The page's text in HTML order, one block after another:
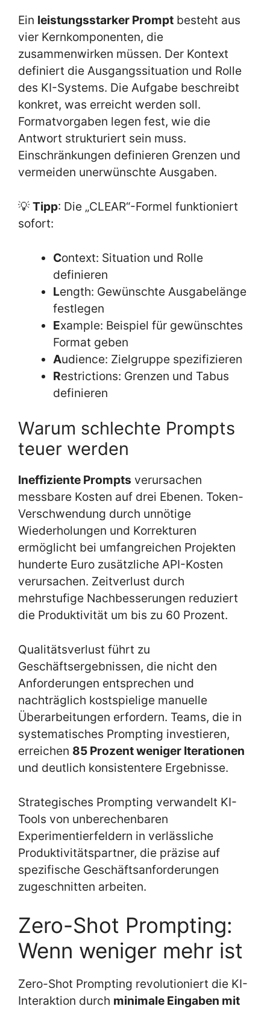
Ein leistungsstarker Prompt besteht aus
vier Kernkomponenten, die
zusammenwirken müssen. Der Kontext
definiert die Ausgangssituation und Rolle
des KI-Systems. Die Aufgabe beschreibt
konkret, was erreicht werden soll.
Formatvorgaben legen fest, wie die
Antwort strukturiert sein muss.
Einschränkungen definieren Grenzen und
vermeiden unerwünschte Ausgaben.
💡Tipp: Die „CLEAR“-Formel funktioniert
sofort:
Context: Situation und Rolle
definieren
Length: Gewünschte Ausgabelänge
festlegen
Example: Beispiel für gewünschtes
Format geben
Audience: Zielgruppe spezifizieren
Restrictions: Grenzen und Tabus
definieren
Warum schlechte Prompts
teuer werden
Ineffiziente Prompts verursachen
messbare Kosten auf drei Ebenen. Token-
Verschwendung durch unnötige
Wiederholungen und Korrekturen
ermöglicht bei umfangreichen Projekten
hunderte Euro zusätzliche API-Kosten
verursachen. Zeitverlust durch
mehrstufige Nachbesserungen reduziert
die Produktivität um bis zu 60 Prozent.
Qualitätsverlust führt zu
Geschäftsergebnissen, die nicht den
Anforderungen entsprechen und
nachträglich kostspielige manuelle
Überarbeitungen erfordern. Teams, die in
systematisches Prompting investieren,
erreichen 85 Prozent weniger Iterationen
und deutlich konsistentere Ergebnisse.
Strategisches Prompting verwandelt KI-
Tools von unberechenbaren
Experimentierfeldern in verlässliche
Produktivitätspartner, die präzise auf
spezifische Geschäftsanforderungen
zugeschnitten arbeiten.
Zero-Shot Prompting:
Wenn weniger mehr ist
Zero-Shot Prompting revolutioniert die KI-
Interaktion durch minimale Eingaben mit